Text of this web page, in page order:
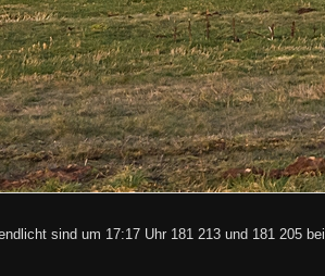
sind um 17:17 Uhr 181 213 und 181 205